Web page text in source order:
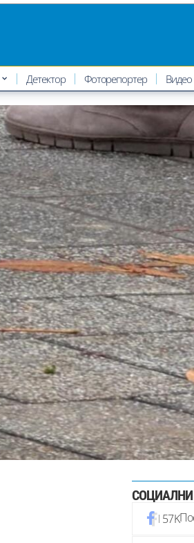
Детектор Фоторепортер Видео
57K